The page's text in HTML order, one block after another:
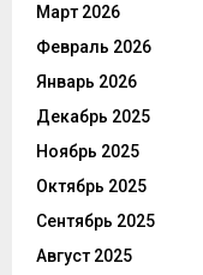
Март 2026
Февраль 2026
Январь 2026
Декабрь 2025
Ноябрь 2025
Октябрь 2025
Сентябрь 2025
Август 2025